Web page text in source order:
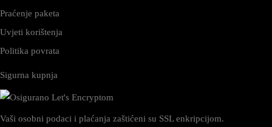
Praćenje paketa
Uvjeti korištenja
Politika povrata
Sigurna kupnja
Vaši osobni podaci i plaćanja zaštićeni su SSL enkripcijom.